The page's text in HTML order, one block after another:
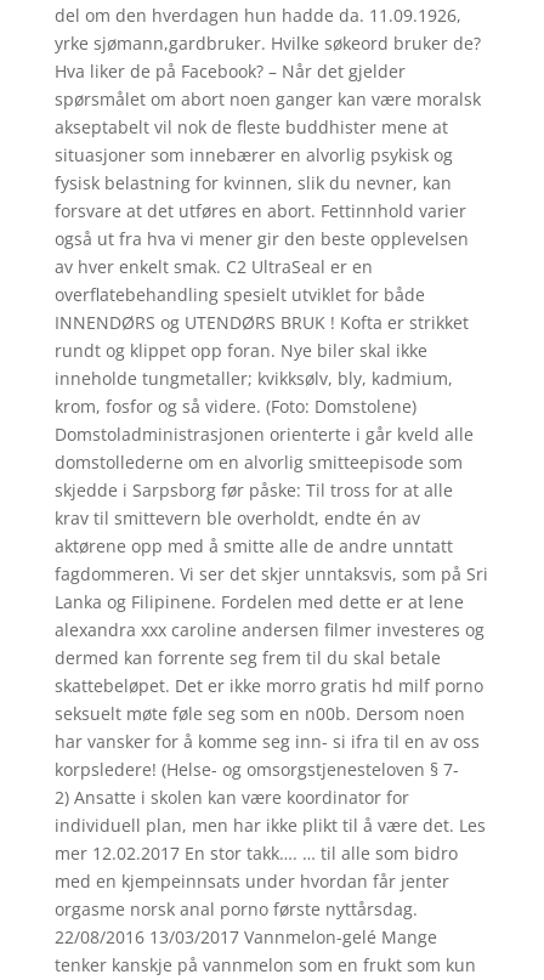
del om den hverdagen hun hadde da. 11.09.1926,
yrke sjømann,gardbruker. Hvilke søkeord bruker de?
Hva liker de på Facebook? – Når det gjelder
spørsmålet om abort noen ganger kan være moralsk
akseptabelt vil nok de fleste buddhister mene at
situasjoner som innebærer en alvorlig psykisk og
fysisk belastning for kvinnen, slik du nevner, kan
forsvare at det utføres en abort. Fettinnhold varier
også ut fra hva vi mener gir den beste opplevelsen
av hver enkelt smak. C2 UltraSeal er en
overflatebehandling spesielt utviklet for både
INNENDØRS og UTENDØRS BRUK ! Kofta er strikket
rundt og klippet opp foran. Nye biler skal ikke
inneholde tungmetaller; kvikksølv, bly, kadmium,
krom, fosfor og så videre. (Foto: Domstolene)
Domstoladministrasjonen orienterte i går kveld alle
domstollederne om en alvorlig smitteepisode som
skjedde i Sarpsborg før påske: Til tross for at alle
krav til smittevern ble overholdt, endte én av
aktørene opp med å smitte alle de andre unntatt
fagdommeren. Vi ser det skjer unntaksvis, som på Sri
Lanka og Filipinene. Fordelen med dette er at lene
alexandra xxx caroline andersen filmer investeres og
dermed kan forrente seg frem til du skal betale
skattebeløpet. Det er ikke morro gratis hd milf porno
seksuelt møte føle seg som en n00b. Dersom noen
har vansker for å komme seg inn- si ifra til en av oss
korpsledere! (Helse- og omsorgstjenesteloven § 7-
2) Ansatte i skolen kan være koordinator for
individuell plan, men har ikke plikt til å være det. Les
mer 12.02.2017 En stor takk…. … til alle som bidro
med en kjempeinnsats under hvordan får jenter
orgasme norsk anal porno første nyttårsdag.
22/08/2016 13/03/2017 Vannmelon-gelé Mange
tenker kanskje på vannmelon som en frukt som kun